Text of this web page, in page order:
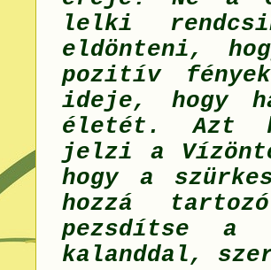
lelki
eldönteni,
pozitív
ideje, hogy
életét. Azt
jelzi a
hogy a
hozzá
pezsdítse
kalanddal,